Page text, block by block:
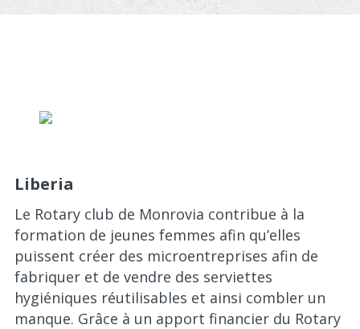
Liberia
Le Rotary club de Monrovia contribue à la
formation de jeunes femmes afin qu’elles
puissent créer des microentreprises afin de
fabriquer et de vendre des serviettes
hygiéniques réutilisables et ainsi combler un
manque. Grâce à un apport financier du Rotary